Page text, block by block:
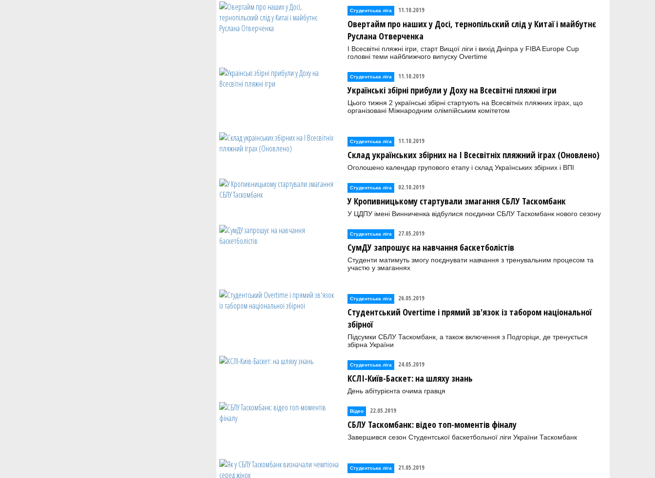
Студентська ліга 11.10.2019
Овертайм про наших у Досі, тернопільский слід у Китаї і майбутнє
Руслана Отверченка
І Всесвітні пляжні ігри, старт Вищої ліги і вихід Дніпра у FIBA Europe Cup
головні теми найближчого випуску Overtime
Студентська ліга 11.10.2019
Українські збірні прибули у Доху на Всесвітні пляжні ігри
Цього тижня 2 українські збірні стартують на Всесвітніх пляжних іграх, що
організовані Міжнародним олімпійським комітетом
Студентська ліга 11.10.2019
Склад українських збірних на І Всесвітніх пляжний іграх (Оновлено)
Оголошено календар групового етапу і склад Українських збірних і ВПІ
Студентська ліга 02.10.2019
У Кропивницькому стартували змагання СБЛУ Таскомбанк
У ЦДПУ імені Винниченка відбулися поєдинки СБЛУ Таскомбанк нового сезону
Студентська ліга 27.05.2019
СумДУ запрошує на навчання баскетболістів
Студенти матимуть змогу поєднувати навчання з тренувальним процесом та
участю у змаганнях
Студентська ліга 26.05.2019
Студентський Overtime і прямий зв'язок із табором національної
збірної
Підсумки СБЛУ Таскомбанк, а також включення з Подгоріци, де тренується
збірна України
Студентська ліга 24.05.2019
КСЛІ-Київ-Баскет: на шляху знань
День абітурієнта очима гравця
Відео 22.05.2019
СБЛУ Таскомбанк: відео топ-моментів фіналу
Завершився сезон Студентської баскетбольної ліги України Таскомбанк
Студентська ліга 21.05.2019